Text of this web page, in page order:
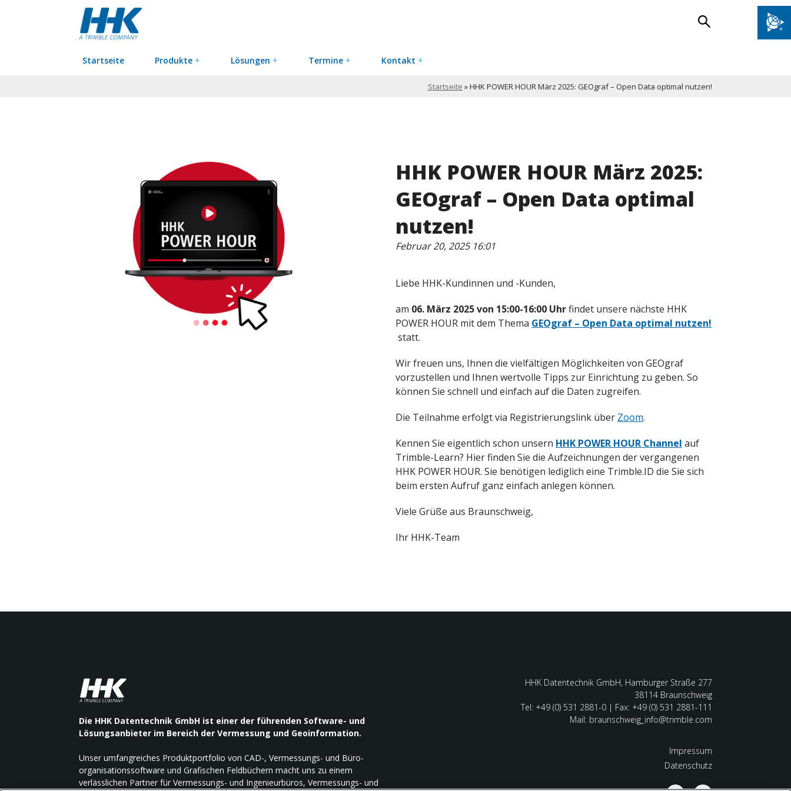
Startseite Produkte + Lösungen + Termine + Kontakt +
Startseite »HHK POWER HOUR März 2025: GEOgraf – Open Data optimal nutzen!
HHK POWER HOUR März 2025:
GEOgraf – Open Data optimal
nutzen!
Februar 20, 2025 16:01
Liebe HHK-Kundinnen und -Kunden,
am 06. März 2025 von 15:00-16:00 Uhrfindet unsere nächste HHK
POWER HOUR mit dem Thema GEOgraf – Open Data optimal nutzen!
statt.
Wir freuen uns, Ihnen die vielfältigen Möglichkeiten von GEOgraf
vorzustellen und Ihnen wertvolle Tipps zur Einrichtung zu geben. So
können Sie schnell und einfach auf die Daten zugreifen.
Die Teilnahme erfolgt via Registrierungslink über Zoom.
Kennen Sie eigentlich schon unsern HHK POWER HOUR Channel auf
Trimble-Learn? Hier finden Sie die Aufzeichnungen der vergangenen
HHK POWER HOUR. Sie benötigen lediglich eine Trimble.ID die Sie sich
beim ersten Aufruf ganz einfach anlegen können.
Viele Grüße aus Braunschweig,
Ihr HHK-Team
Die HHK Datentechnik GmbH ist einer der führenden Software- und
Lösungsanbieter im Bereich der Vermessung und Geoinformation.
Unser umfangreiches Produktportfolio von CAD-, Vermessungs- und Büro-
organisationssoftware und Grafischen Feldbüchern macht uns zu einem
verlässlichen Partner für Vermessungs- und Ingenieurbüros, Vermessungs- und
HHK Datentechnik GmbH, Hamburger Straße 277
38114 Braunschweig
Tel: +49 (0) 531 2881-0 | Fax: +49 (0) 531 2881-111
Mail: braunschweig_info@trimble.com
Impressum
Datenschutz